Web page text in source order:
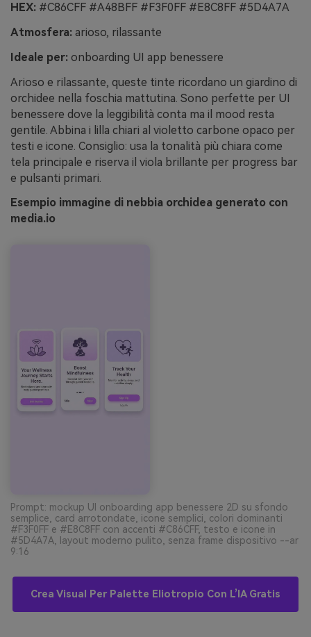
HEX: #C86CFF #A48BFF #F3F0FF #E8C8FF #5D4A7A
Atmosfera: arioso, rilassante
Ideale per: onboarding UI app benessere
Arioso e rilassante, queste tinte ricordano un giardino di
orchidee nella foschia mattutina. Sono perfette per UI
benessere dove la leggibilità conta ma il mood resta
gentile. Abbina i lilla chiari al violetto carbone opaco per
testi e icone. Consiglio: usa la tonalità più chiara come
tela principale e riserva il viola brillante per progress bar
e pulsanti primari.
Esempio immagine di nebbia orchidea generato con
media.io
Prompt: mockup UI onboarding app benessere 2D su sfondo
semplice, card arrotondate, icone semplici, colori dominanti
#F3F0FF e #E8C8FF con accenti #C86CFF, testo e icone in
#5D4A7A, layout moderno pulito, senza frame dispositivo --ar
9:16
Crea Visual Per Palette Eliotropio Con L’IA Gratis